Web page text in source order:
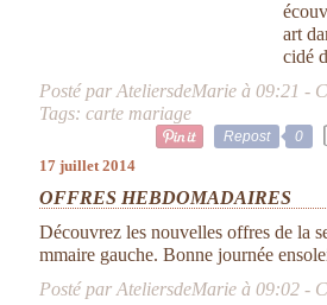
art
cidé
Posté par AteliersdeMarie à 09:21 -
Tags:carte mariage
Repost 0
17 juillet 2014
OFFRES HEBDOMADAIRES
Découvrez les nouvelles offres de
mmaire gauche. Bonne journée
Posté par AteliersdeMarie à 09:02 -